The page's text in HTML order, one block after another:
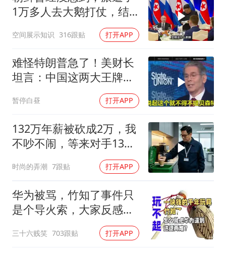
奋进开新局 实干挑大梁
1万多人去大鹅打仗，结
空间展示知识 316跟贴 打开APP
难怪特朗普急了！美财长
坦言：中国这两大王牌，
暂停白昼 打开APP
132万年薪被砍成2万，我
不吵不闹，等来对手13倍
时尚的弄潮 7跟贴 打开APP
华为被骂，竹知了事件只
是个导火索，大家反感的
三十六贱笑 703跟贴 打开APP